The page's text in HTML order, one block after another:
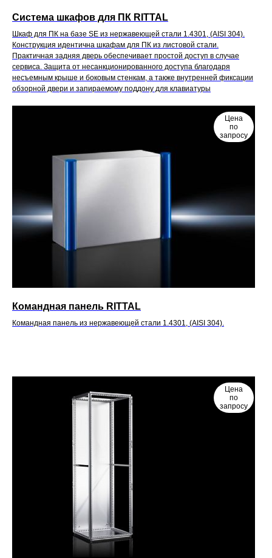
Система шкафов для ПК RITTAL
Шкаф для ПК на базе SE из нержавеющей стали 1.4301, (AISI 304).
Конструкция идентична шкафам для ПК из листовой стали.
Практичная задняя дверь обеспечивает простой доступ в случае
сервиса. Защита от несанкционированного доступа благодаря
несъемным крыше и боковым стенкам, а также внутренней фиксации
обзорной двери и запираемому поддону для клавиатуры
Цена
по
запросу
Командная панель RITTAL
Командная панель из нержавеющей стали 1.4301, (AISI 304).
Цена
по
запросу